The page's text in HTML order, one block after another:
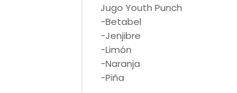
Jugo Youth Punch
-Betabel
-Jenjibre
-Limón
-Naranja
-Piña